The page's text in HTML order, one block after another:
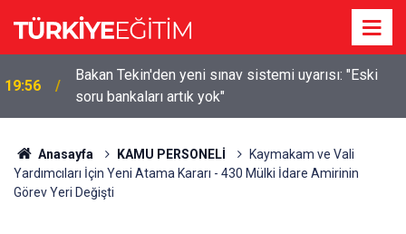
19:56
Bakan Tekin'den yeni sınav sistemi uyarısı: "Eski
soru bankaları artık yok"
Anasayfa KAMU PERSONELİ
Kaymakam ve Vali
Yardımcıları İçin Yeni Atama Kararı - 430 Mülki İdare Amirinin
Görev Yeri Değişti